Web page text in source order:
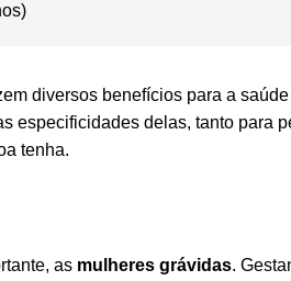
diversos benefícios para a
especificidades delas, tanto para
tenha.
as mulheres grávidas.